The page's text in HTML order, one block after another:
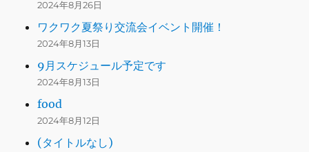
2024年8月26日
ワクワク夏祭り交流会イベント開催！
2024年8月13日
9月スケジュール予定です
2024年8月13日
food
2024年8月12日
(タイトルなし)